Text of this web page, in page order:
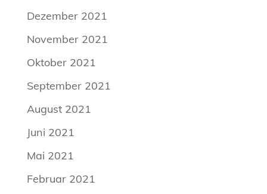
Dezember 2021
November 2021
Oktober 2021
September 2021
August 2021
Juni 2021
Mai 2021
Februar 2021